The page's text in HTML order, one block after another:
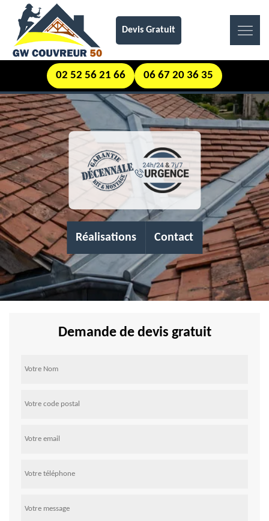
Devis Gratuit
02 52 56 21 66 06 67 20 36 35
Réalisations Contact
Demande de devis gratuit